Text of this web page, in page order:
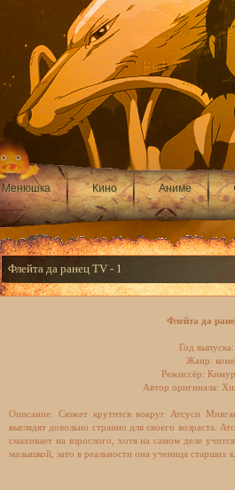
Менюшка Кино Аниме
Флейта да ранец TV - 1
Флейта да
Год
Жанр:
Режиссёр:
Автор оригинала:
Описание: Сюжет крутится вокруг Атсуси
выглядят довольно странно для своего возраста.
смахивает на взрослого, хотя на самом деле
малышкой, зато в реальности она ученица старших